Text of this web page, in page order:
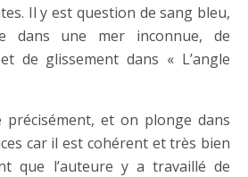
Il y est question de sang bleu,
dans une mer inconnue, de
de glissement dans « L’angle
et on plonge dans
car il est cohérent et très bien
que l’auteure y a travaillé de